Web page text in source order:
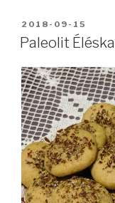
BEKÜLDVE:
2018-09-15
Paleolit